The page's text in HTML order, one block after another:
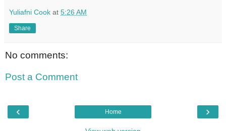
Yuliafni Cook at 5:26 AM
Share
No comments:
Post a Comment
‹ ›
Home